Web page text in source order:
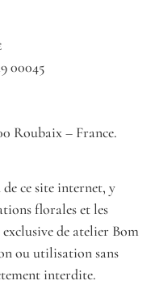
00045
Roubaix – France.
de ce site internet, y
florales et les
de atelier Bom
ou utilisation sans
interdite.